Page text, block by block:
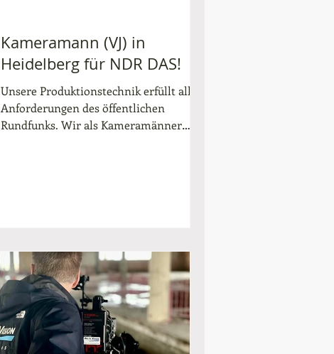
Kameramann (VJ) in
Heidelberg für NDR DAS!
Unsere Produktionstechnik erfüllt alle
Anforderungen des öffentlichen
Rundfunks. Wir als Kameramänner